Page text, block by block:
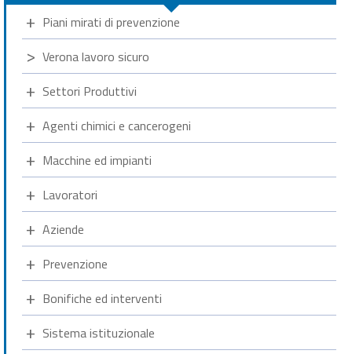
Piani mirati di prevenzione
Verona lavoro sicuro
Settori Produttivi
Agenti chimici e cancerogeni
Macchine ed impianti
Lavoratori
Aziende
Prevenzione
Bonifiche ed interventi
Sistema istituzionale